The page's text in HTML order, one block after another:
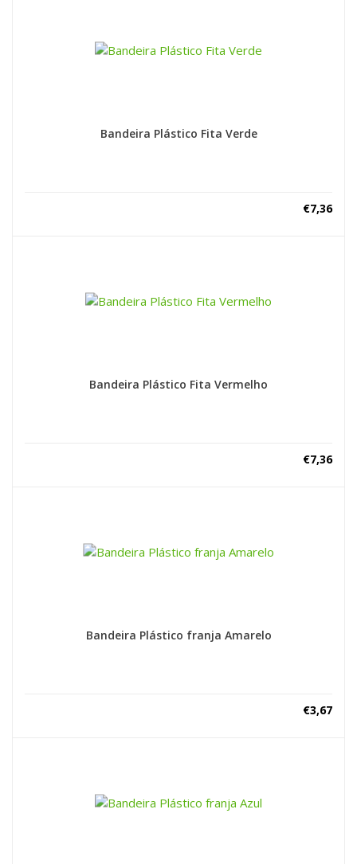
Bandeira Plástico Fita Verde
€7,36
Bandeira Plástico Fita Vermelho
€7,36
Bandeira Plástico franja Amarelo
€3,67